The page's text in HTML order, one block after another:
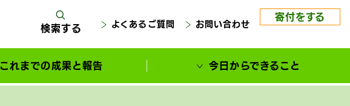
検索する よくあるご質問 お問い合わせ
寄付をする
これまでの成果と報告 今日からできること